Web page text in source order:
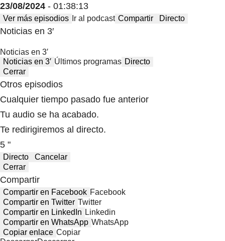
23/08/2024 - 01:38:13
Ver más episodios Ir al podcast Compartir Directo
Noticias en 3′
Noticias en 3′
Noticias en 3′ Últimos programas Directo
Cerrar
Otros episodios
Cualquier tiempo pasado fue anterior
Tu audio se ha acabado.
Te redirigiremos al directo.
5 "
Directo
Cancelar
Cerrar
Compartir
Compartir en Facebook Facebook
Compartir en Twitter Twitter
Compartir en LinkedIn Linkedin
Compartir en WhatsApp WhatsApp
Copiar enlace Copiar